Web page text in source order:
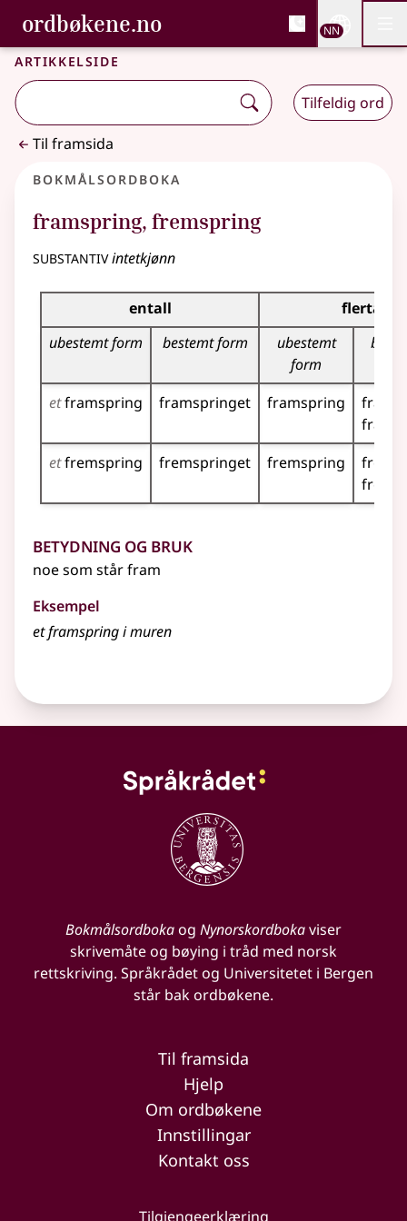
Gå til hovudinnhald
Tilgjenge
ordbøkene.no, Bokmålsordboka og
Bokmålsordboka og Nynorskordboka
NN
Artikkelside
Tilfeldig ord
Til framsida
Bokmålsordboka
framspring, fremspring
substantivintetkjønn
Bøyingstabell for dette substantivet
entall
flertall
ubestemt form
bestemt form
ubestemt
form
etframspring framspringet framspring
etfremspring fremspringet fremspring
Betydning og bruk
noe som står fram
Eksempel
etframspringi muren
Bokmålsordbokaog Nynorskordbokaviser
skrivemåte og bøying i tråd med norsk
rettskriving. Språkrådet og Universitetet i Bergen
står bak ordbøkene.
Til framsida
Hjelp
Om ordbøkene
Innstillingar
Kontakt oss
Tilgjengeerklæring